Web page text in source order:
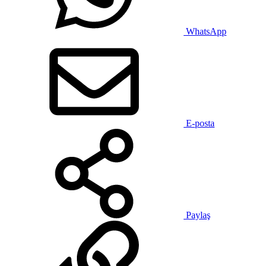
WhatsApp
E-posta
Paylaş